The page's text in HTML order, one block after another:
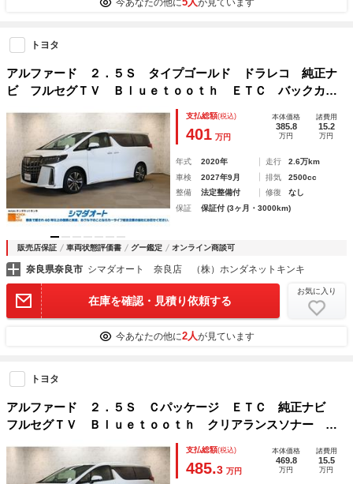
トヨタ
アルファード ２．５Ｓ タイプゴールド ドラレコ 純正ナ
ビ フルセグＴＶ Ｂｌｕｅｔｏｏｔｈ ＥＴＣ バックカメ
ラ クリアランスソナー クルーズコントロール レーンアシ
スト 衝突被害軽減システム 両側電動スライドドア
支払総額(税込)
401 万円
本体価格
385.8
万円
諸費用
15.2
万円
年式 2020年 走行
2.6万km
車検
2027年9月 排気
2500cc
整備
法定整備付 修復
なし
保証
保証付 (3ヶ月・3000km)
販売店保証 車両状態評価書 グー鑑定 オンライン商談可
奈良県奈良市 シマダオート 奈良店 （株）ホンダネットキンキ
在庫を確認・見積り依頼する
お気に入り
今あなたの他に2人が見ています
トヨタ
アルファード ２．５Ｓ Ｃパッケージ ＥＴＣ 純正ナビ
フルセグＴＶ Ｂｌｕｅｔｏｏｔｈ クリアランスソナー オ
ートクルーズコントロール 両側電動スライドドア オートマ
チックハイビーム ＬＥＤヘッドランプ サンルーフ 電動リ
アゲート
支払総額(税込)
485.3 万円
本体価格
469.8
万円
諸費用
15.5
万円